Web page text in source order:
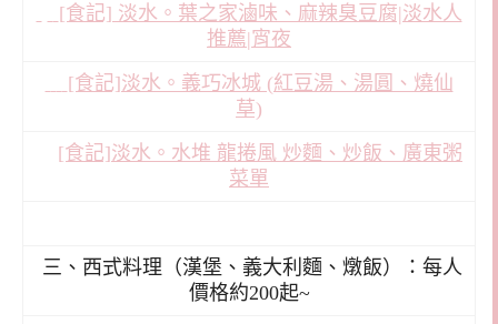
[食記] 淡水。葉之家滷味、麻辣臭豆腐|淡水人
推薦|宵夜
[食記]淡水。義巧冰城 (紅豆湯、湯圓、燒仙
草)
[食記]淡水。水堆 龍捲風 炒麵、炒飯、廣東粥
菜單
三、西式料理（漢堡、義大利麵、燉飯）：每人
價格約200起~